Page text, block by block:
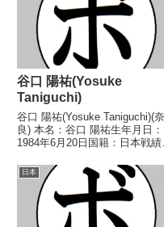
ベ)1996/07/16 ...
谷口 陽祐(Yosuke
Taniguchi)
谷口 陽祐(Yosuke Taniguchi)(奈
良) 本名：谷口 陽祐生年月日：
1984年6月20日国籍：日本戦績
トル】なし 【戦歴】
2012/10/07 ○4R判定 3-0(40-
36、40-3...
日本